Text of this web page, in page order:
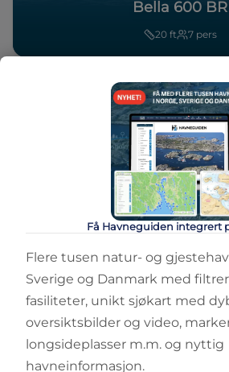
Bella 600 BR
20 ft 7 pers
SKJÆRGÅRDSJEEP
Bella 600 R
20 ft 7 pers
Få Havneguiden integrert
Flere tusen natur- og
Sverige og Danmark med
fasiliteter, unikt sjøkart med
oversiktsbilder og video,
longsideplasser m.m. og nyttig
havneinformasjon.